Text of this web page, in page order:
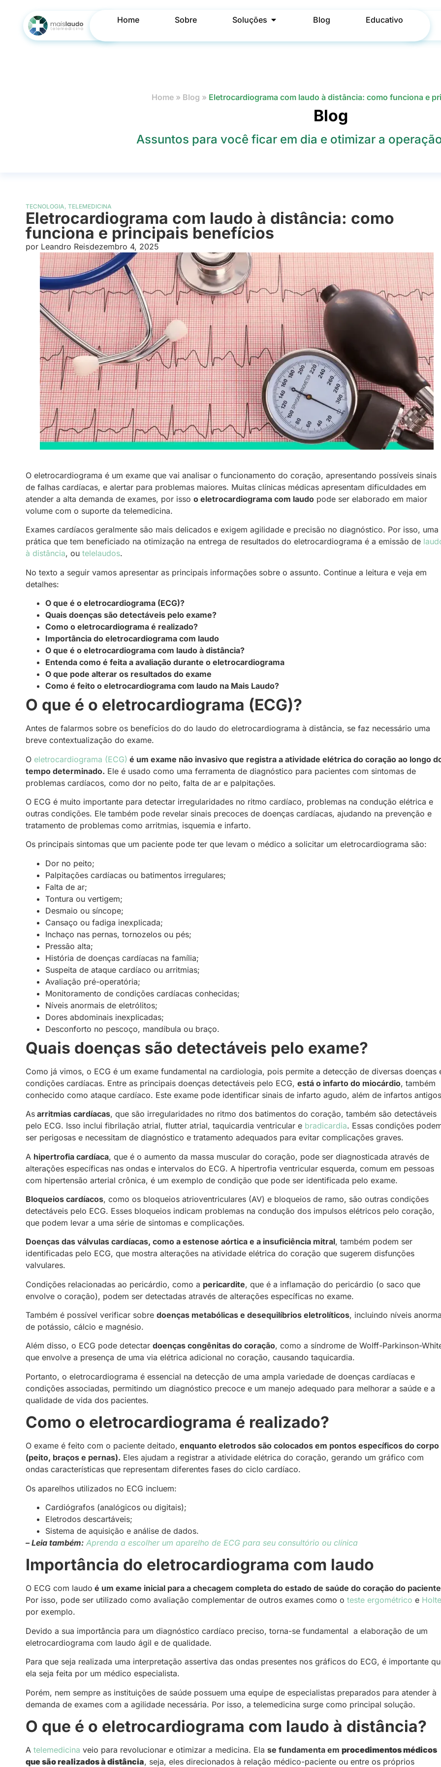
Home Sobre Soluções Blog Educativo
Home » Blog » Eletrocardiograma com laudo à distância: como funciona e
Blog
Assuntos para você ficar em dia e otimizar a
TECNOLOGIA, TELEMEDICINA
Eletrocardiograma com laudo à distância: como
funciona e principais benefícios
por Leandro Reisdezembro 4, 2025
O eletrocardiograma é um exame que vai analisar o funcionamento do coração, apresentando possíveis sinais
de falhas cardíacas, e alertar para problemas maiores. Muitas clínicas médicas apresentam dificuldades em
atender a alta demanda de exames, por isso o eletrocardiograma com laudo pode ser elaborado em maior
volume com o suporte da telemedicina.
Exames cardíacos geralmente são mais delicados e exigem agilidade e precisão no diagnóstico. Por isso, uma
prática que tem beneficiado na otimização na entrega de resultados do eletrocardiograma é a emissão de
à distância, ou telelaudos.
No texto a seguir vamos apresentar as principais informações sobre o assunto. Continue a leitura e veja em
detalhes:
O que é o eletrocardiograma (ECG)?
Quais doenças são detectáveis pelo exame?
Como o eletrocardiograma é realizado?
Importância do eletrocardiograma com laudo
O que é o eletrocardiograma com laudo à distância?
Entenda como é feita a avaliação durante o eletrocardiograma
O que pode alterar os resultados do exame
Como é feito o eletrocardiograma com laudo na Mais Laudo?
O que é o eletrocardiograma (ECG)?
Antes de falarmos sobre os benefícios do do laudo do eletrocardiograma à distância, se faz necessário uma
breve contextualização do exame.
O eletrocardiograma (ECG) é um exame não invasivo que registra a atividade elétrica do coração ao longo
tempo determinado. Ele é usado como uma ferramenta de diagnóstico para pacientes com sintomas de
problemas cardíacos, como dor no peito, falta de ar e palpitações.
O ECG é muito importante para detectar irregularidades no ritmo cardíaco, problemas na condução elétrica e
outras condições. Ele também pode revelar sinais precoces de doenças cardíacas, ajudando na prevenção e
tratamento de problemas como arritmias, isquemia e infarto.
Os principais sintomas que um paciente pode ter que levam o médico a solicitar um eletrocardiograma são:
Dor no peito;
Palpitações cardíacas ou batimentos irregulares;
Falta de ar;
Tontura ou vertigem;
Desmaio ou síncope;
Cansaço ou fadiga inexplicada;
Inchaço nas pernas, tornozelos ou pés;
Pressão alta;
História de doenças cardíacas na família;
Suspeita de ataque cardíaco ou arritmias;
Avaliação pré-operatória;
Monitoramento de condições cardíacas conhecidas;
Níveis anormais de eletrólitos;
Dores abdominais inexplicadas;
Desconforto no pescoço, mandíbula ou braço.
Quais doenças são detectáveis pelo exame?
Como já vimos, o ECG é um exame fundamental na cardiologia, pois permite a detecção de diversas doenças
condições cardíacas. Entre as principais doenças detectáveis pelo ECG, está o infarto do miocárdio, também
conhecido como ataque cardíaco. Este exame pode identificar sinais de infarto agudo, além de infartos
As arritmias cardíacas, que são irregularidades no ritmo dos batimentos do coração, também são detectáveis
pelo ECG. Isso inclui fibrilação atrial, flutter atrial, taquicardia ventricular e bradicardia. Essas condições
ser perigosas e necessitam de diagnóstico e tratamento adequados para evitar complicações graves.
A hipertrofia cardíaca, que é o aumento da massa muscular do coração, pode ser diagnosticada através de
alterações específicas nas ondas e intervalos do ECG. A hipertrofia ventricular esquerda, comum em pessoas
com hipertensão arterial crônica, é um exemplo de condição que pode ser identificada pelo exame.
Bloqueios cardíacos, como os bloqueios atrioventriculares (AV) e bloqueios de ramo, são outras condições
detectáveis pelo ECG. Esses bloqueios indicam problemas na condução dos impulsos elétricos pelo coração,
que podem levar a uma série de sintomas e complicações.
Doenças das válvulas cardíacas, como a estenose aórtica e a insuficiência mitral, também podem ser
identificadas pelo ECG, que mostra alterações na atividade elétrica do coração que sugerem disfunções
valvulares.
Condições relacionadas ao pericárdio, como a pericardite, que é a inflamação do pericárdio (o saco que
envolve o coração), podem ser detectadas através de alterações específicas no exame.
Também é possível verificar sobre doenças metabólicas e desequilíbrios eletrolíticos, incluindo níveis
de potássio, cálcio e magnésio.
Além disso, o ECG pode detectar doenças congênitas do coração, como a síndrome de Wolff-Parkinson-
que envolve a presença de uma via elétrica adicional no coração, causando taquicardia.
Portanto, o eletrocardiograma é essencial na detecção de uma ampla variedade de doenças cardíacas e
condições associadas, permitindo um diagnóstico precoce e um manejo adequado para melhorar a saúde e a
qualidade de vida dos pacientes.
Como o eletrocardiograma é realizado?
O exame é feito com o paciente deitado, enquanto eletrodos são colocados em pontos específicos do corpo
(peito, braços e pernas). Eles ajudam a registrar a atividade elétrica do coração, gerando um gráfico com
ondas características que representam diferentes fases do ciclo cardíaco.
Os aparelhos utilizados no ECG incluem:
Cardiógrafos (analógicos ou digitais);
Eletrodos descartáveis;
Sistema de aquisição e análise de dados.
– Leia também: Aprenda a escolher um aparelho de ECG para seu consultório ou clínica
Importância do eletrocardiograma com laudo
O ECG com laudo é um exame inicial para a checagem completa do estado de saúde do coração do paciente
Por isso, pode ser utilizado como avaliação complementar de outros exames como o teste ergométrico e
por exemplo.
Devido a sua importância para um diagnóstico cardíaco preciso, torna-se fundamental a elaboração de um
eletrocardiograma com laudo ágil e de qualidade.
Para que seja realizada uma interpretação assertiva das ondas presentes nos gráficos do ECG, é importante
ela seja feita por um médico especialista.
Porém, nem sempre as instituições de saúde possuem uma equipe de especialistas preparados para atender à
demanda de exames com a agilidade necessária. Por isso, a telemedicina surge como principal solução.
O que é o eletrocardiograma com laudo à distância?
A telemedicina veio para revolucionar e otimizar a medicina. Ela se fundamenta em procedimentos médicos
que são realizados à distância, seja, eles direcionados à relação médico-paciente ou entre os próprios